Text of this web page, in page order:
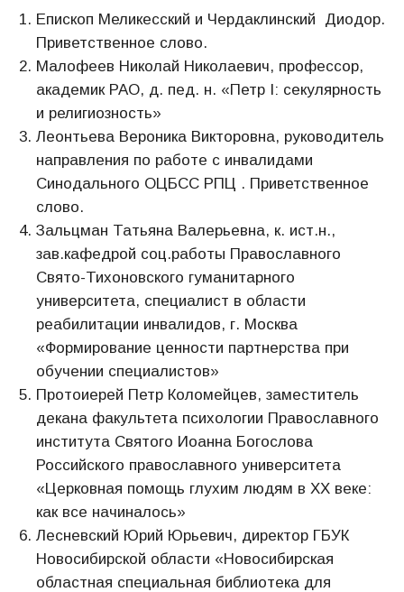
Епископ Меликесский и Чердаклинский Диодор.
Приветственное слово.
Малофеев Николай Николаевич, профессор,
академик РАО, д. пед. н. «Петр I: секулярность
и религиозность»
Леонтьева Вероника Викторовна, руководитель
направления по работе с инвалидами
Синодального ОЦБСС РПЦ . Приветственное
слово.
Зальцман Татьяна Валерьевна, к. ист.н.,
зав.кафедрой соц.работы Православного
Свято-Тихоновского гуманитарного
университета, специалист в области
реабилитации инвалидов, г. Москва
«Формирование ценности партнерства при
обучении специалистов»
Протоиерей Петр Коломейцев, заместитель
декана факультета психологии Православного
института Святого Иоанна Богослова
Российского православного университета
«Церковная помощь глухим людям в XX веке:
как все начиналось»
Лесневский Юрий Юрьевич, директор ГБУК
Новосибирской области «Новосибирская
областная специальная библиотека для